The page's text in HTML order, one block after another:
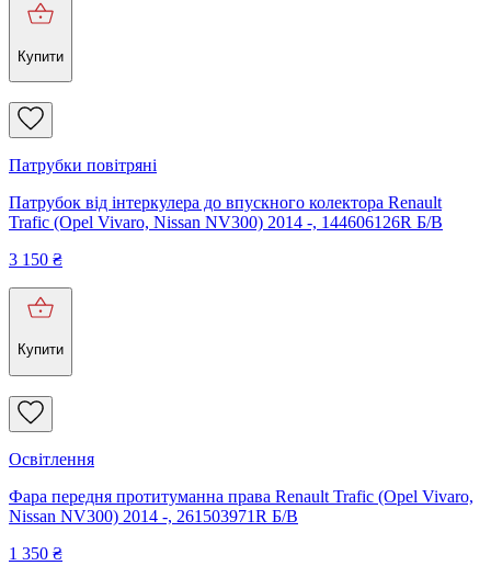
Купити
Патрубки повітряні
Патрубок від інтеркулера до впускного колектора Renault
Trafic (Opel Vivaro, Nissan NV300) 2014 -, 144606126R Б/В
3 150 ₴
Купити
Освітлення
Фара передня протитуманна права Renault Trafic (Opel Vivaro,
Nissan NV300) 2014 -, 261503971R Б/В
1 350 ₴